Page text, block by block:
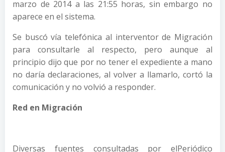
marzo de 2014 a las 21:55 horas, sin embargo no
aparece en el sistema.
Se buscó vía telefónica al interventor de Migración
para consultarle al respecto, pero aunque al
principio dijo que por no tener el expediente a mano
no daría declaraciones, al volver a llamarlo, cortó la
comunicación y no volvió a responder.
Red en Migración
Diversas fuentes consultadas por elPeriódico